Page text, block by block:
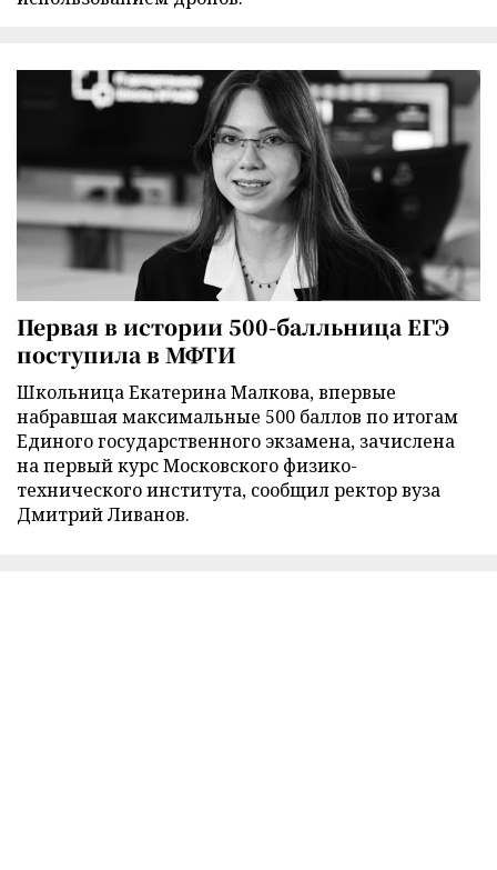
Первая в истории 500-балльница ЕГЭ
поступила в МФТИ
Школьница Екатерина Малкова, впервые
набравшая максимальные 500 баллов по итогам
Единого государственного экзамена, зачислена
на первый курс Московского физико-
технического института, сообщил ректор вуза
Дмитрий Ливанов.